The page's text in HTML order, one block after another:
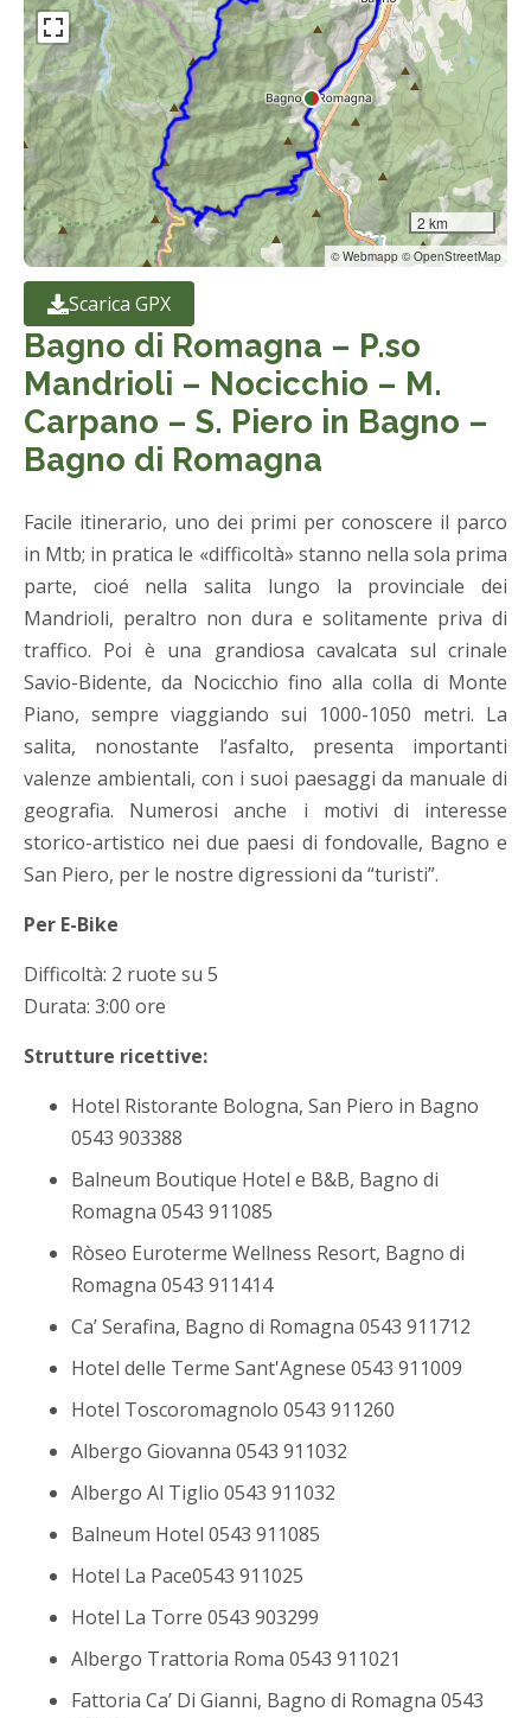
2 km
© Webmapp © OpenStreetMap
Scarica GPX
Bagno di Romagna – P.so
Mandrioli – Nocicchio – M.
Carpano – S. Piero in Bagno –
Bagno di Romagna
Facile itinerario, uno dei primi per conoscere il parco
in Mtb; in pratica le «difficoltà» stanno nella sola prima
parte, cioé nella salita lungo la provinciale dei
Mandrioli, peraltro non dura e solitamente priva di
traffico. Poi è una grandiosa cavalcata sul crinale
Savio-Bidente, da Nocicchio fino alla colla di Monte
Piano, sempre viaggiando sui 1000-1050 metri. La
salita, nonostante l’asfalto, presenta importanti
valenze ambientali, con i suoi paesaggi da manuale di
geografia. Numerosi anche i motivi di interesse
storico-artistico nei due paesi di fondovalle, Bagno e
San Piero, per le nostre digressioni da “turisti”.
Per E-Bike
Difficoltà: 2 ruote su 5
Durata: 3:00 ore
Strutture ricettive:
Hotel Ristorante Bologna, San Piero in Bagno
0543 903388
Balneum Boutique Hotel e B&B, Bagno di
Romagna 0543 911085
Ròseo Euroterme Wellness Resort, Bagno di
Romagna 0543 911414
Ca’ Serafina, Bagno di Romagna 0543 911712
Hotel delle Terme Sant'Agnese 0543 911009
Hotel Toscoromagnolo 0543 911260
Albergo Giovanna 0543 911032
Albergo Al Tiglio 0543 911032
Balneum Hotel 0543 911085
Hotel La Pace0543 911025
Hotel La Torre 0543 903299
Albergo Trattoria Roma 0543 911021
Fattoria Ca’ Di Gianni, Bagno di Romagna 0543